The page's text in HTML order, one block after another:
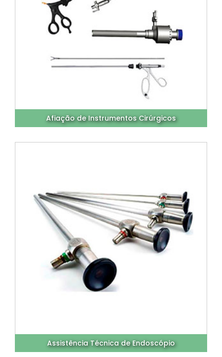
Afiação de Instrumentos Cirúrgicos
Assistência Técnica de Endoscópio